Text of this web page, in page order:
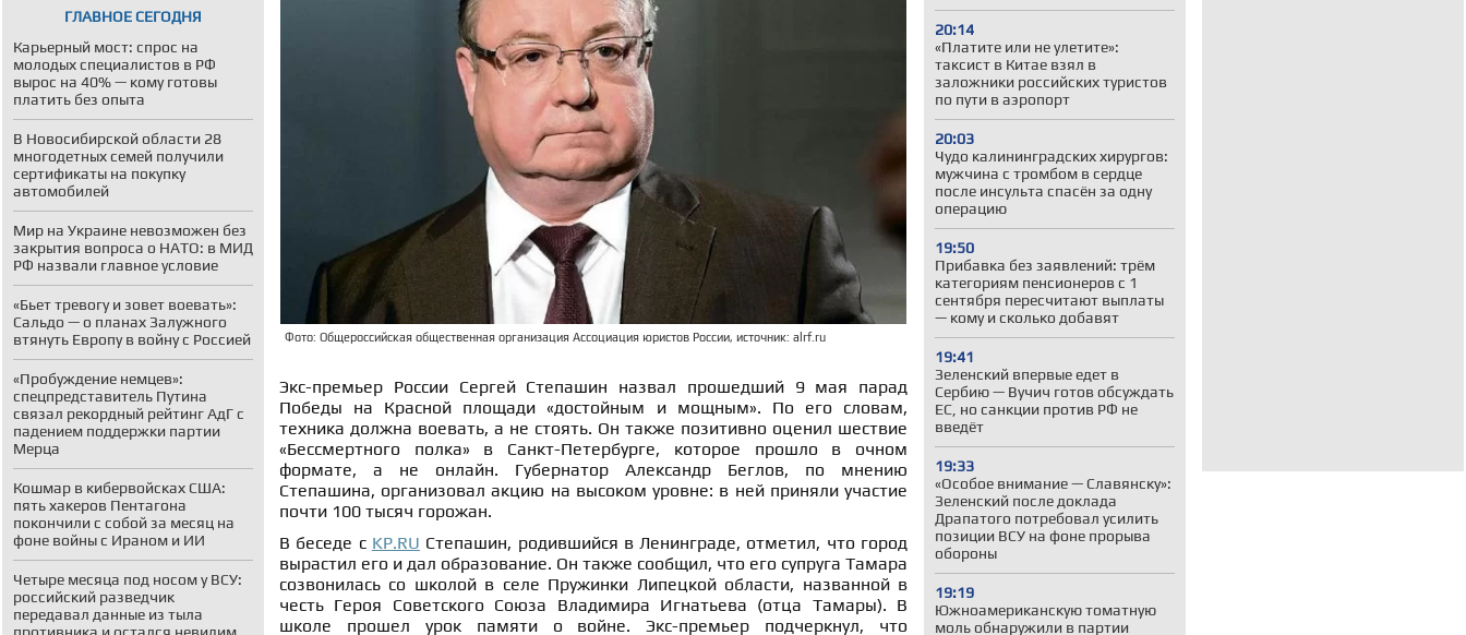
ГЛАВНОЕ СЕГОДНЯ
Карьерный мост: спрос на
молодых специалистов в РФ
вырос на 40% — кому готовы
платить без опыта
В Новосибирской области 28
многодетных семей получили
сертификаты на покупку
автомобилей
Мир на Украине невозможен без
закрытия вопроса о НАТО: в МИД
РФ назвали главное условие
«Бьет тревогу и зовет воевать»:
Сальдо — о планах Залужного
втянуть Европу в войну с Россией
«Пробуждение немцев»:
спецпредставитель Путина
связал рекордный рейтинг АдГ с
падением поддержки партии
Мерца
Кошмар в кибервойсках США:
пять хакеров Пентагона
покончили с собой за месяц на
фоне войны с Ираном и ИИ
Четыре месяца под носом у ВСУ:
российский разведчик
передавал данные из тыла
20:14
«Платите или не улетите»:
таксист в Китае взял в
заложники российских туристов
по пути в аэропорт
20:03
Чудо калининградских хирургов:
мужчина с тромбом в сердце
после инсульта спасён за одну
операцию
19:50
Прибавка без заявлений: трём
категориям пенсионеров с 1
сентября пересчитают выплаты
— кому и сколько добавят
19:41
Зеленский впервые едет в
Сербию — Вучич готов обсуждать
ЕС, но санкции против РФ не
введёт
19:33
«Особое внимание — Славянску»:
Зеленский после доклада
Драпатого потребовал усилить
позиции ВСУ на фоне прорыва
обороны
19:19
Южноамериканскую томатную
моль обнаружили в партии
Фото: Общероссийская общественная организация Ассоциация юристов России, источник: alrf.ru
Экс-премьер России Сергей Степашин назвал прошедший 9 мая парад
Победы на Красной площади «достойным и мощным». По его словам,
техника должна воевать, а не стоять. Он также позитивно оценил шествие
«Бессмертного полка» в Санкт-Петербурге, которое прошло в очном
формате, а не онлайн. Губернатор Александр Беглов, по мнению
Степашина, организовал акцию на высоком уровне: в ней приняли участие
почти 100 тысяч горожан.
В беседе с KP.RU Степашин, родившийся в Ленинграде, отметил, что город
вырастил его и дал образование. Он также сообщил, что его супруга Тамара
созвонилась со школой в селе Пружинки Липецкой области, названной в
честь Героя Советского Союза Владимира Игнатьева (отца Тамары). В
школе прошел урок памяти о войне. Экс-премьер подчеркнул, что